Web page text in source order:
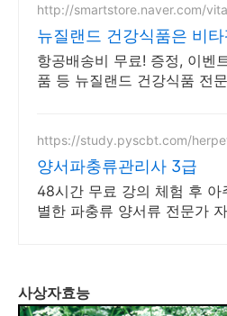
http://smartstore.naver.com/
뉴질랜드 건강식품은 비
금액대별 사은품 추가 증
항공배송비 무료! 증정, 이벤
품 등 뉴질랜드 건강식품 전
바로 만나보세요.
https://study.pyscbt.com/
양서파충류관리사 3급
48시간 무료 강의 체험 후 아
별한 파충류 양서류 전문가
사상자효능